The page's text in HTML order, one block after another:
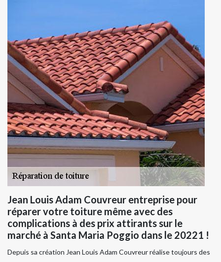
Jean Louis Adam Couvreur entreprise pour
réparer votre toiture même avec des
complications à des prix attirants sur le
marché à Santa Maria Poggio dans le 20221 !
Depuis sa création Jean Louis Adam Couvreur réalise toujours des